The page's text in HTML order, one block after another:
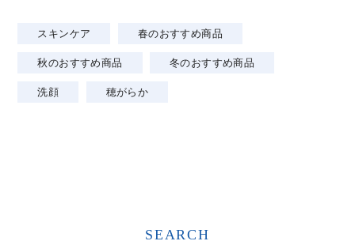
スキンケア 春のおすすめ商品
秋のおすすめ商品 冬のおすすめ商品
洗顔 穂がらか
SEARCH